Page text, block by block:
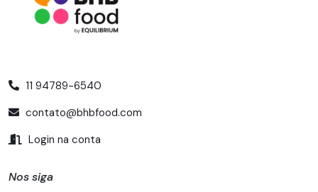
11 94789-6540
contato@bhbfood.com
Login na conta
Nos siga